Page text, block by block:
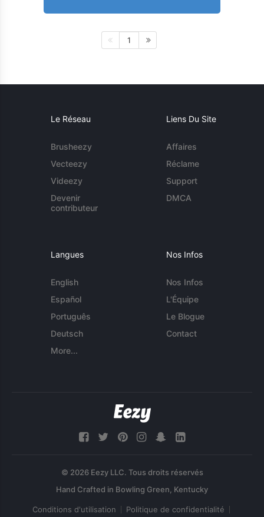
1
Le Réseau
Brusheezy
Vecteezy
Videezy
Devenir
contributeur
Liens Du Site
Affaires
Réclame
Support
DMCA
Langues
English
Español
Português
Deutsch
More...
Nos Infos
Nos Infos
L'Équipe
Le Blogue
Contact
© 2026 Eezy LLC. Tous droits réservés
Conditions d'utilisation Politique de confidentialité